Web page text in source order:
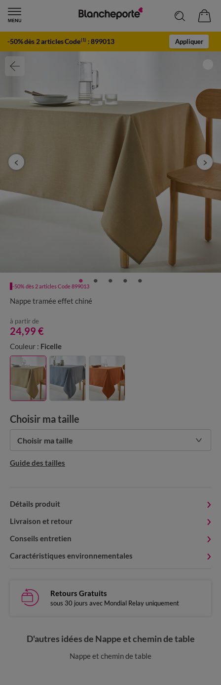
-50% dès 2 articles Code(1) :899013 Appliquer
-50% dès 2 articles Code 899013
Nappe tramée effet chiné
à partir de
24,99 €
Couleur : Ficelle
Choisir ma taille
Choisir ma taille
Guide des tailles
Détails produit
Livraison et retour
Conseils entretien
Caractéristiques environnementales
Retours Gratuits
sous 30 jours avec Mondial Relay uniquement
D'autres idées de Nappe et chemin de table
Nappe et chemin de table